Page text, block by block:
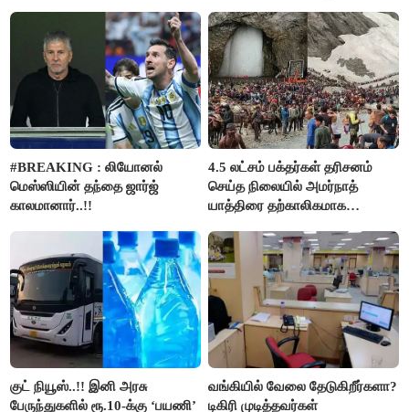
#BREAKING : லியோனல்
மெஸ்ஸியின் தந்தை ஜார்ஜ்
காலமானார்..!!
4.5 லட்சம் பக்தர்கள் தரிசனம்
செய்த நிலையில் அமர்நாத்
யாத்திரை தற்காலிகமாக
குட் நியூஸ்..!! இனி அரசு
பேருந்துகளில் ரூ.10-க்கு ‘பயணி’
வங்கியில் வேலை தேடுகிறீர்களா?
டிகிரி முடித்தவர்கள்